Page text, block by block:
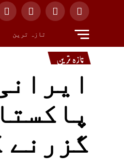
تازہ ترین
تازہ ترین
گزرنے